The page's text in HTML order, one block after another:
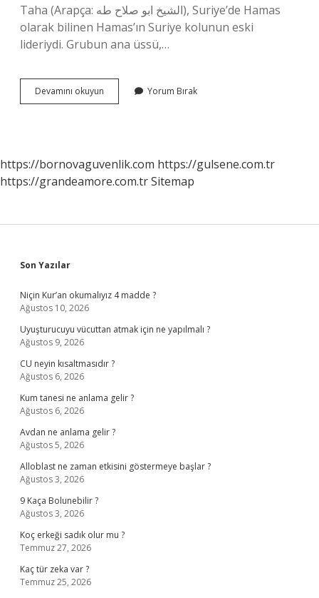
Taha (Arapça: الشيخ ابو صلاح طه‎), Suriye’de Hamas
olarak bilinen Hamas’ın Suriye kolunun eski
lideriydi. Grubun ana üssü,…
Devamını okuyun
Ya
Yorum Bırak
https://bornovaguvenlik.com https://gulsene.com.tr
https://grandeamore.com.trSitemap
Sidebar
Son Yazılar
Niçin Kur’an okumalıyız 4 madde ?
Ağustos 10, 2026
Uyuşturucuyu vücuttan atmak için ne yapılmalı ?
Ağustos 9, 2026
CU neyin kısaltmasıdır ?
Ağustos 6, 2026
Kum tanesi ne anlama gelir ?
Ağustos 6, 2026
Avdan ne anlama gelir ?
Ağustos 5, 2026
Alloblast ne zaman etkisini göstermeye başlar ?
Ağustos 3, 2026
9 Kaça Bolunebilir ?
Ağustos 3, 2026
Koç erkeği sadık olur mu ?
Temmuz 27, 2026
Kaç tür zeka var ?
Temmuz 25, 2026